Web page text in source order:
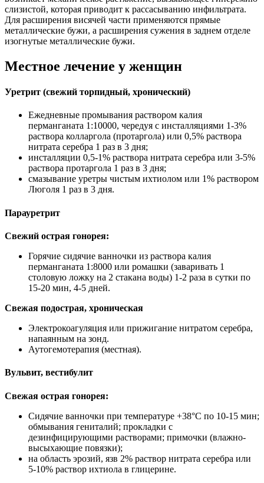
слизистой, которая приводит к рассасыванию инфильтрата.
Для расширения висячей части применяются прямые
металлические бужи, а расширения сужения в заднем отделе
изогнутые металлические бужи.
Местное лечение у женщин
Уретрит (свежий торпидный, хронический)
Ежедневные промывания раствором калия
перманганата 1:10000, чередуя с инсталляциями 1-3%
раствора колларгола (протаргола) или 0,5% раствора
нитрата серебра 1 раз в 3 дня;
инсталляции 0,5-1% раствора нитрата серебра или 3-5%
раствора протаргола 1 раз в 3 дня;
смазывание уретры чистым ихтиолом или 1% раствором
Люголя 1 раз в 3 дня.
Парауретрит
Свежий острая гонорея:
Горячие сидячие ванночки из раствора калия
перманганата 1:8000 или ромашки (заваривать 1
столовую ложку на 2 стакана воды) 1-2 раза в сутки по
15-20 мин, 4-5 дней.
Свежая подострая, хроническая
Электрокоагуляция или прижигание нитратом серебра,
напаянным на зонд.
Аутогемотерапия (местная).
Вульвит, вестибулит
Свежая острая гонорея:
Сидячие ванночки при температуре +38°С по 10-15 мин;
обмывания гениталий; прокладки с
дезинфицирующими растворами; примочки (влажно-
высыхающие повязки);
на область эрозий, язв 2% раствор нитрата серебра или
5-10% раствор ихтиола в глицерине.